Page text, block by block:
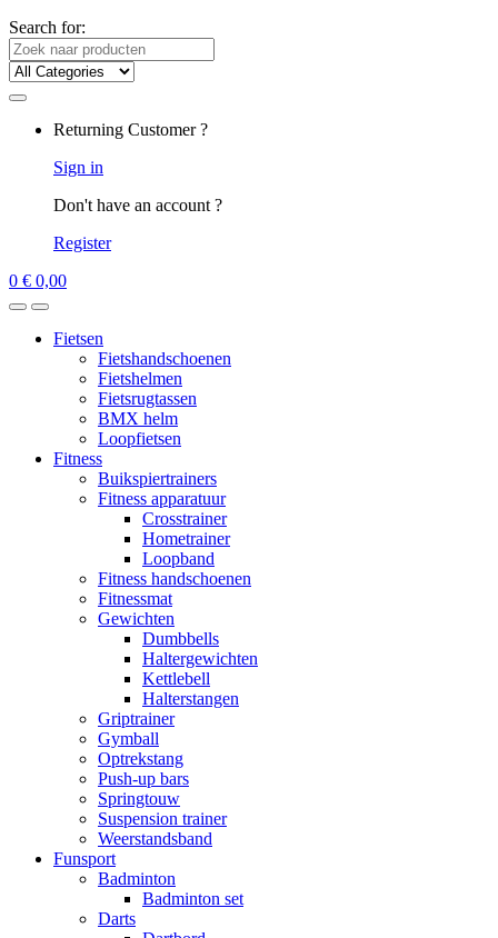
Search for:
Returning Customer ?
Sign in
Don't have an account ?
Register
0 € 0,00
Fietsen
Fietshandschoenen
Fietshelmen
Fietsrugtassen
BMX helm
Loopfietsen
Fitness
Buikspiertrainers
Fitness apparatuur
Crosstrainer
Hometrainer
Loopband
Fitness handschoenen
Fitnessmat
Gewichten
Dumbbells
Haltergewichten
Kettlebell
Halterstangen
Griptrainer
Gymball
Optrekstang
Push-up bars
Springtouw
Suspension trainer
Weerstandsband
Funsport
Badminton
Badminton set
Darts